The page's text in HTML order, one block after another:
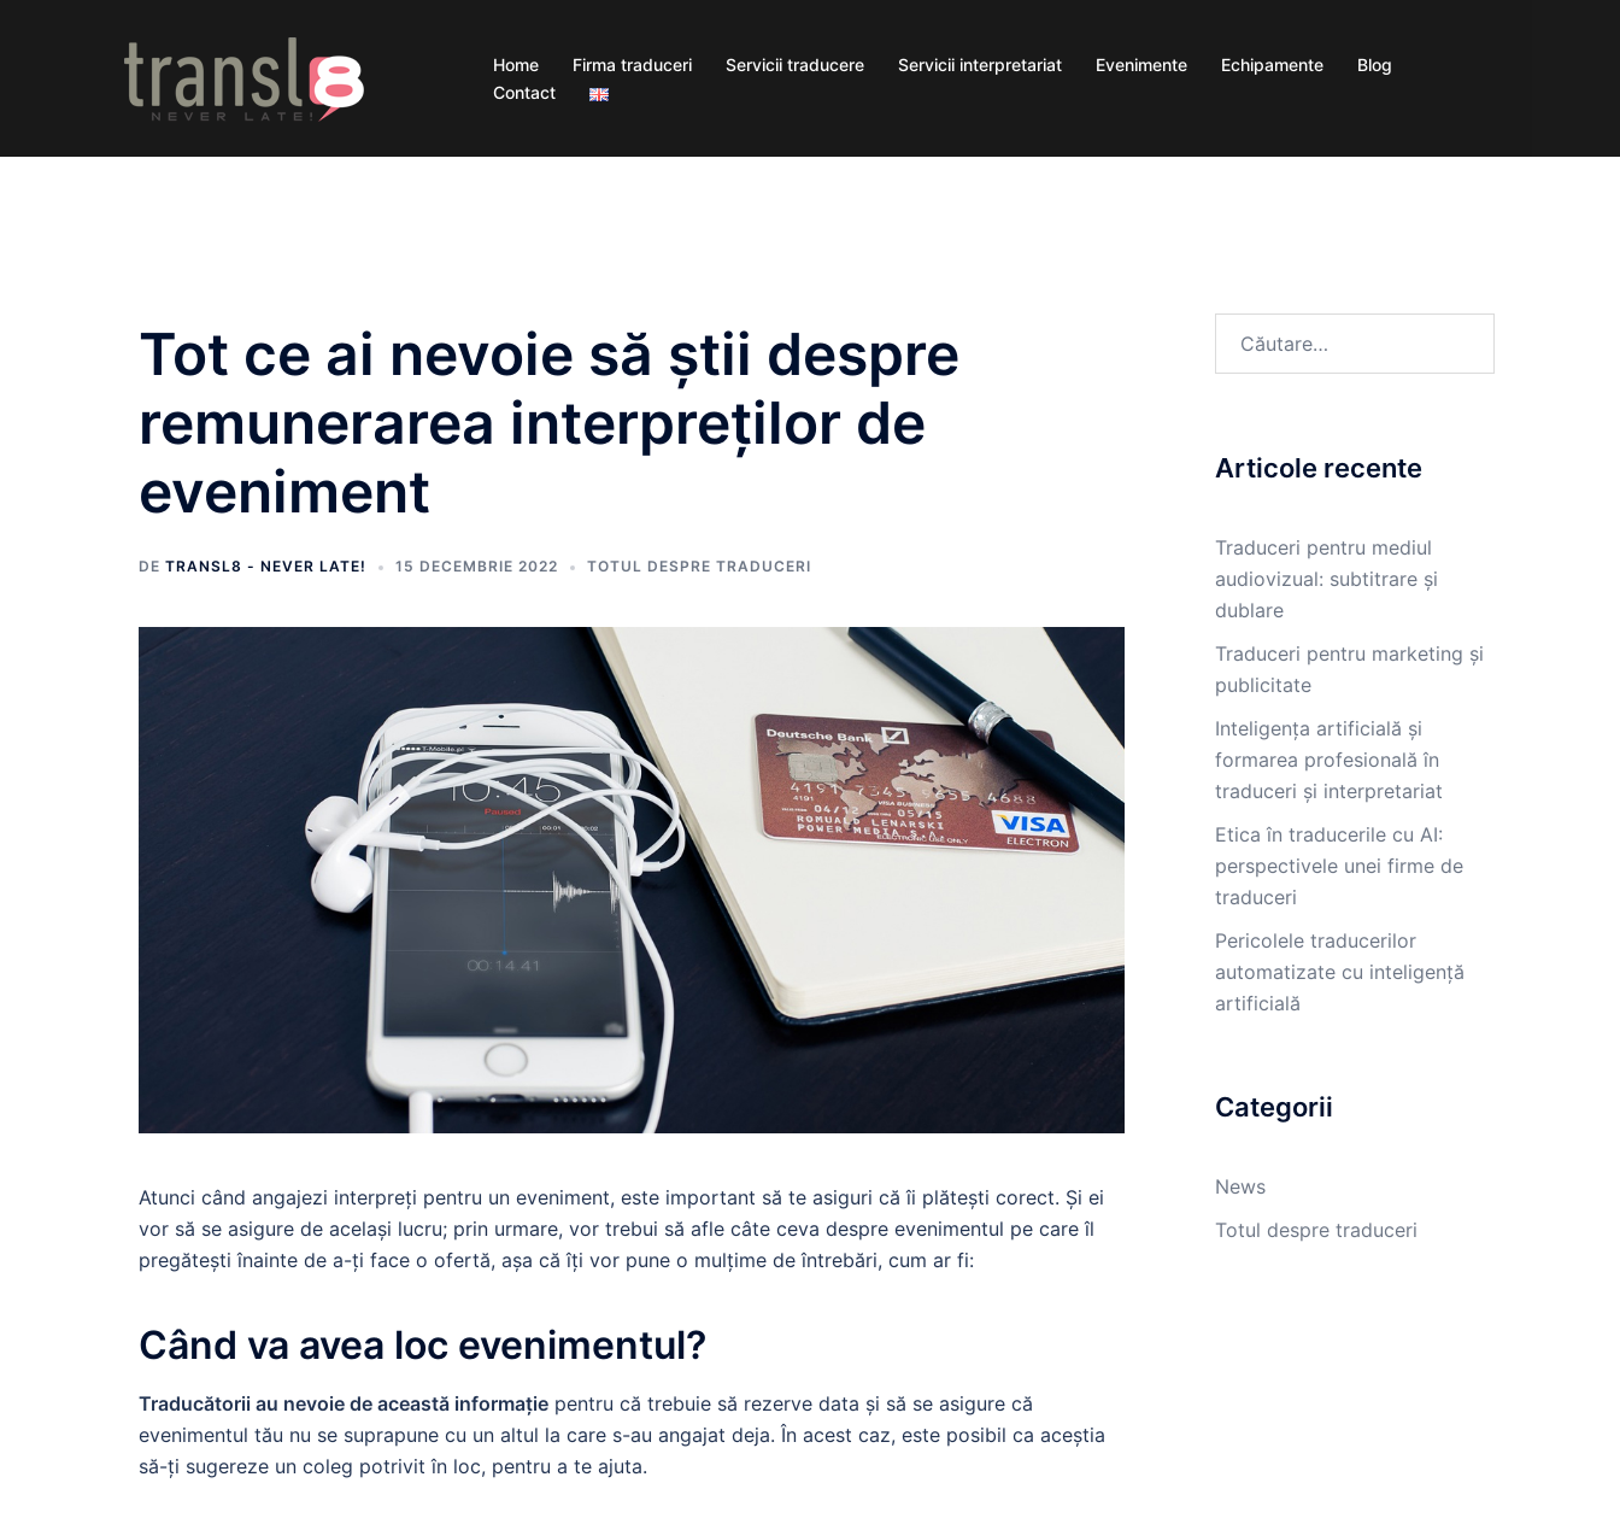
Home Firma traduceri Servicii traducere Servicii interpretariat Evenimente Echipamente
Blog
Contact
Tot ce ai nevoie să știi despre
remunerarea interpreților de
eveniment
DE TRANSL8 - NEVER LATE! 15 DECEMBRIE 2022 TOTUL DESPRE TRADUCERI
Atunci când angajezi interpreți pentru un eveniment, este important să te asiguri că îi plătești corect. Și ei
vor să se asigure de același lucru; prin urmare, vor trebui să afle câte ceva despre evenimentul pe care îl
pregătești înainte de a-ți face o ofertă, așa că îți vor pune o mulțime de întrebări, cum ar fi:
Când va avea loc evenimentul?
Traducătorii au nevoie de această informație pentru că trebuie să rezerve data și să se asigure că
evenimentul tău nu se suprapune cu un altul la care s-au angajat deja. În acest caz, este posibil ca aceștia
să-ți sugereze un coleg potrivit în loc, pentru a te ajuta.
Articole recente
Traduceri pentru mediul
audiovizual: subtitrare și
dublare
Traduceri pentru marketing și
publicitate
Inteligența artificială și
formarea profesională în
traduceri și interpretariat
Etica în traducerile cu AI:
perspectivele unei firme de
traduceri
Pericolele traducerilor
automatizate cu inteligență
artificială
Categorii
News
Totul despre traduceri